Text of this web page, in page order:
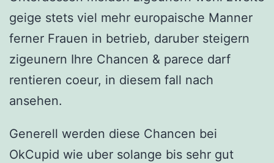
geige stets viel mehr europaische Manner
ferner Frauen in betrieb, daruber steigern
zigeunern Ihre Chancen & parece darf
rentieren coeur, in diesem fall nach
ansehen.
Generell werden diese Chancen bei
OkCupid wie uber solange bis sehr gut